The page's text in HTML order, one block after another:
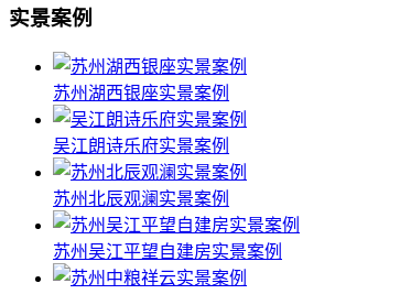
实景案例
苏州湖西银座实景案例
吴江朗诗乐府实景案例
苏州北辰观澜实景案例
苏州吴江平望自建房实景案例